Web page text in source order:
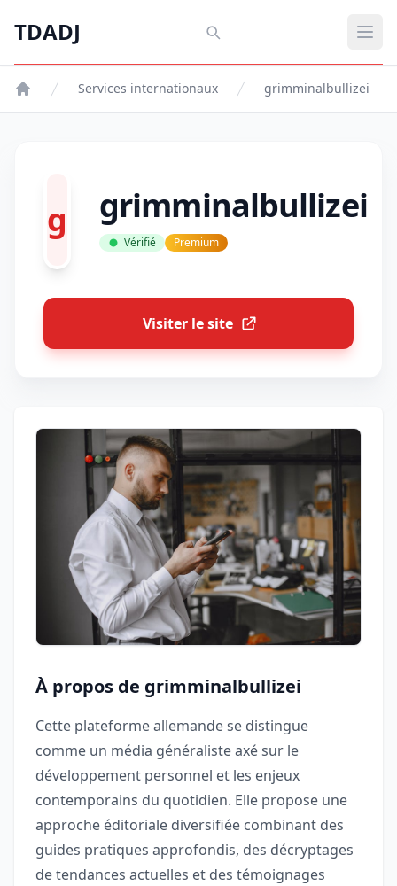
TDADJ
TDADJ
Services internationaux grimminalbullizei
g grimminalbullizei
Vérifié Premium
Visiter le site
À propos de grimminalbullizei
Cette plateforme allemande se distingue
comme un média généraliste axé sur le
développement personnel et les enjeux
contemporains du quotidien. Elle propose une
approche éditoriale diversifiée combinant des
guides pratiques approfondis, des décryptages
de tendances actuelles et des témoignages